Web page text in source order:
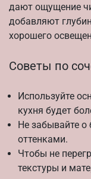
дают ощущение
добавляют
хорошего
Советы по
Используйте
кухня будет
Не забывайте
оттенками.
Чтобы не
текстуры и